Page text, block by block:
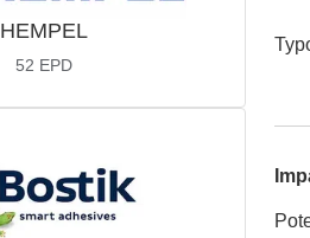
HEMPEL
52 EPD